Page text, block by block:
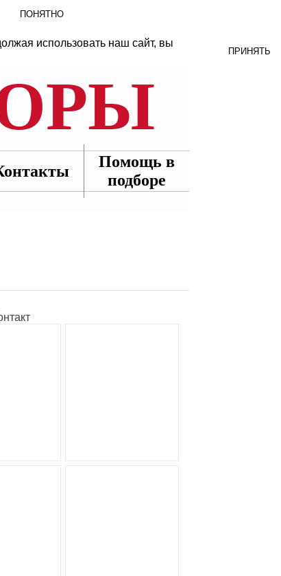
ПОНЯТНО
использовать наш сайт, вы
ПРИНЯТЬ
Помощь в
подборе